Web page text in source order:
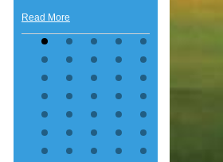
Read More